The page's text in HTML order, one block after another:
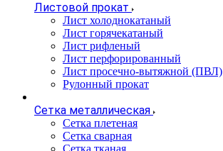
Листовой прокат
Лист холоднокатаный
Лист горячекатаный
Лист рифленый
Лист перфорированный
Лист просечно-вытяжной (ПВЛ)
Рулонный прокат
Сетка металлическая
Сетка плетеная
Сетка сварная
Сетка тканая